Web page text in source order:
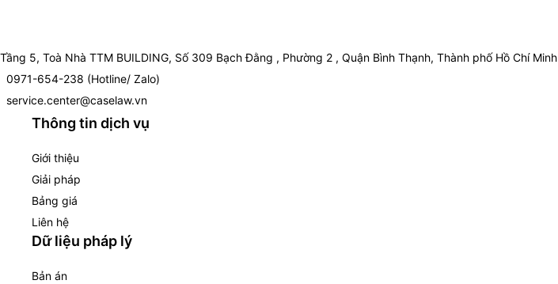
Tầng 5, Toà Nhà TTM BUILDING, Số 309 Bạch Đằng , Phường 2 , Quận Bình Thạnh, Thành phố Hồ Chí Minh
0971-654-238 (Hotline/ Zalo)
service.center@caselaw.vn
Thông tin dịch vụ
Giới thiệu
Giải pháp
Bảng giá
Liên hệ
Dữ liệu pháp lý
Bản án